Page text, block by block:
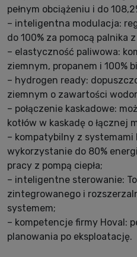
pełnym obciążeniu i do
– inteligentna modulacja:
do 100% za pomocą palnika
– elastyczność paliwowa:
ziemnym, propanem i 100%
– hydrogen ready:
ziemnym o zawartości
– połączenie kaskadowe:
kotłów w kaskadę o łącznej
– kompatybilny z
wykorzystanie do 80%
pracy z pompą ciepła;
– inteligentne sterowanie:
zintegrowanego i
systemem;
– kompetencje firmy Hoval:
planowania po eksploatację.